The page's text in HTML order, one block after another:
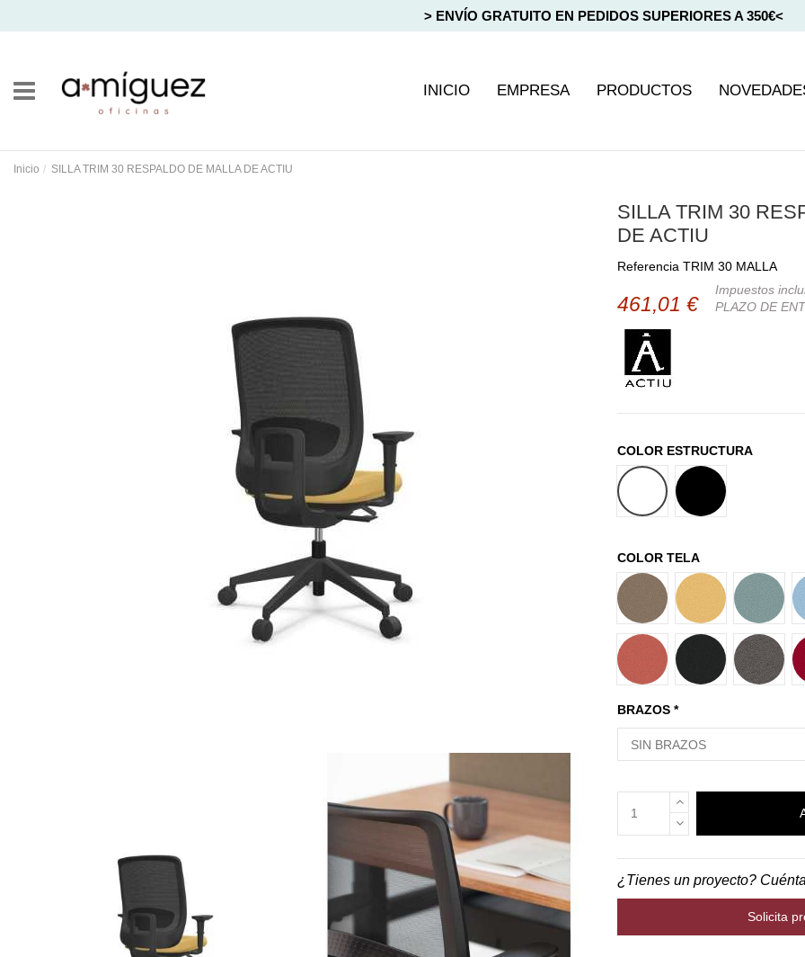
> ENVÍO GRATUITO EN PEDIDOS SUPERIORES A 350€<
INICIO EMPRESA PRODUCTOS
Inicio SILLA TRIM 30 RESPALDO DE MALLA DE ACTIU
SILLA TRIM 30
DE ACTIU
Referencia TRIM 30 MALLA
461,01 €
Impuestos
PLAZO DE
COLOR ESTRUCTURA
BLANCO
NEGRO
COLOR TELA
T27
T37 T58
T77 T82 T84
BRAZOS *
¿Tienes un proyecto?
Solicita